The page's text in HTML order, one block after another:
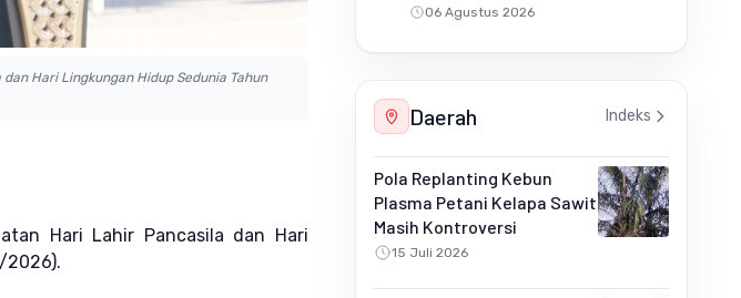
Hari Lingkungan Hidup Sedunia Tahun
Hari Lahir Pancasila dan Hari
2026).
06 Agustus 2026
Daerah Indeks
Pola Replanting Kebun
Plasma Petani Kelapa Sawit
Masih Kontroversi
15 Juli 2026